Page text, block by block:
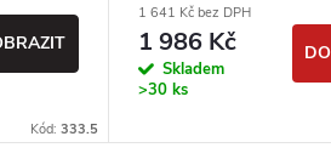
Kód: 333.5
1 641 Kč bez DPH
1 986 Kč
Skladem
>30 ks